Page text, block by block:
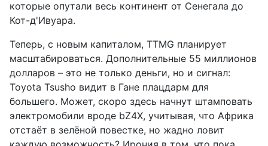
которые опутали весь континент от Сенегала до
Кот-д'Ивуара.
Теперь, с новым капиталом, TTMG планирует
масштабироваться. Дополнительные 55 миллионов
долларов – это не только деньги, но и сигнал:
Toyota Tsusho видит в Гане плацдарм для
большего. Может, скоро здесь начнут штамповать
электромобили вроде bZ4X, учитывая, что Африка
отстаёт в зелёной повестке, но жадно ловит